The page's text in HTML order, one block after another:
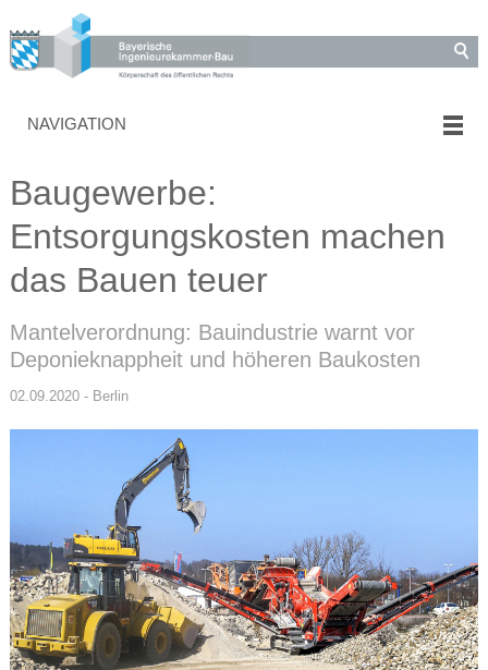
NAVIGATION
Baugewerbe:
Entsorgungskosten machen
das Bauen teuer
Mantelverordnung: Bauindustrie warnt vor
Deponieknappheit und höheren Baukosten
02.09.2020 - Berlin